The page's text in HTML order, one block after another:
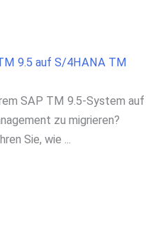
9.5 auf S/4HANA TM
SAP TM 9.5-System auf
zu migrieren?
Sie, wie ...